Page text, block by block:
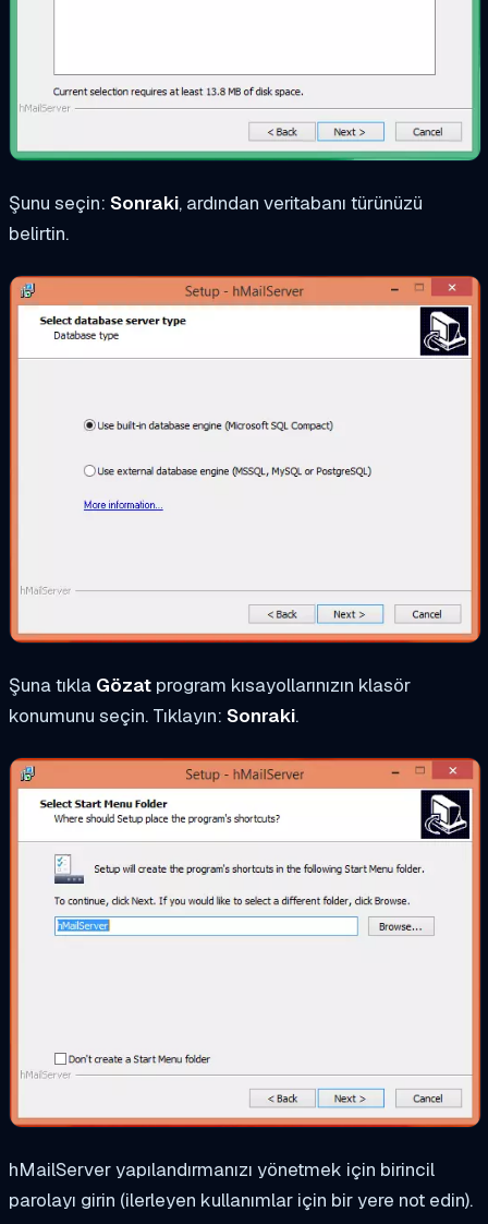
Şunu seçin: Sonraki, ardından veritabanı türünüzü
belirtin.
Şuna tıkla Gözat program kısayollarınızın klasör
konumunu seçin. Tıklayın: Sonraki.
hMailServer yapılandırmanızı yönetmek için birincil
parolayı girin (ilerleyen kullanımlar için bir yere not edin).